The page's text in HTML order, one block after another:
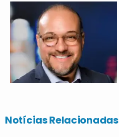
Notícias Relacionadas